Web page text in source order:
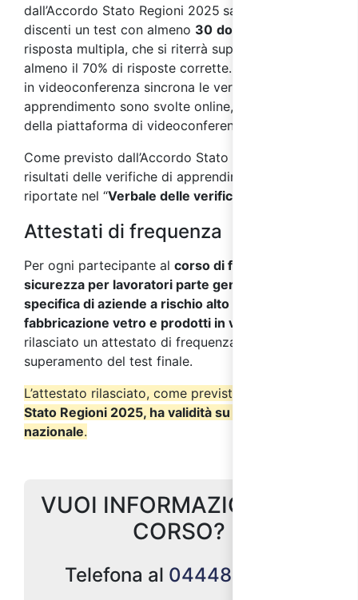
dall’Accordo Stato Regioni 2025 sarà sottoposto ai
discenti un test con almeno 30 domande
risposta multipla, che si riterrà superato con
almeno il 70% di risposte corrette. Nei corsi svolti
in videoconferenza sincrona le verifiche di
apprendimento sono svolte online, per mezzo
della piattaforma di videoconferenza.
Come previsto dall’Accordo Stato Regioni 2025, i
risultati delle verifiche di apprendimento saranno
riportate nel “Verbale delle verifiche finali
Attestati di frequenza
Per ogni partecipante al corso di formazione sulla
sicurezza per lavoratori parte generale +
specifica di aziende a rischio alto del settore
fabbricazione vetro e prodotti in vetro
rilasciato un attestato di frequenza a seguito del
superamento del test finale.
L’attestato rilasciato, come previsto dall’
Stato Regioni 2025, ha validità su tutto il territorio
nazionale.
VUOI INFORMAZIONI SUL
CORSO?
Telefona al 0444887004